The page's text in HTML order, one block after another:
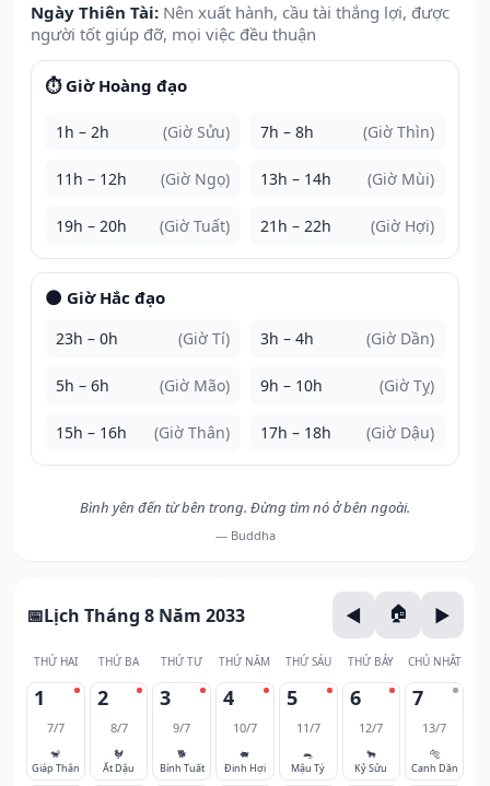
Ngày Thiên Tài: Nên xuất hành, cầu tài thắng lợi, được
người tốt giúp đỡ, mọi việc đều thuận
⏱️ Giờ Hoàng đạo
1h – 2h (Giờ Sửu) 7h – 8h (Giờ Thìn)
11h – 12h (Giờ Ngọ) 13h – 14h (Giờ Mùi)
19h – 20h (Giờ Tuất) 21h – 22h (Giờ Hợi)
🌑 Giờ Hắc đạo
23h – 0h (Giờ Tí) 3h – 4h (Giờ Dần)
5h – 6h (Giờ Mão) 9h – 10h (Giờ Tỵ)
15h – 16h (Giờ Thân) 17h – 18h (Giờ Dậu)
Bình yên đến từ bên trong. Đừng tìm nó ở bên ngoài.
— Buddha
Lịch Tháng 8 Năm 2033
THỨ HAI THỨ BA THỨ TƯ THỨ NĂM THỨ SÁU THỨ BẢY CHỦ NHẬT
1
7/7
🐒
Giáp Thân
2
8/7
🐓
Ất Dậu
3
9/7
🐕
Bính Tuất
4
10/7
🐖
Đinh Hợi
5
11/7
🐀
Mậu Tý
6
12/7
🐂
Kỷ Sửu
7
13/7
🐅
Canh Dần